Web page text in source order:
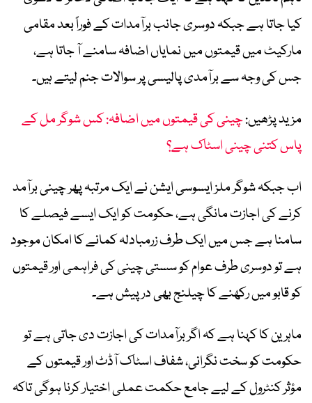
کیا جاتا ہے جبکہ دوسری جانب برآمدات کے فوراً بعد مقامی
مارکیٹ میں قیمتوں میں نمایاں اضافہ سامنے آ جاتا ہے،
جس کی وجہ سے برآمدی پالیسی پر سوالات جنم لیتے ہیں۔
مزید پڑھیں:چینی کی قیمتوں میں اضافہ: کس شوگر مل کے
پاس کتنی چینی اسٹاک ہے؟
اب جبکہ شوگر ملز ایسوسی ایشن نے ایک مرتبہ پھر چینی برآمد
کرنے کی اجازت مانگی ہے، حکومت کو ایک ایسے فیصلے کا
سامنا ہے جس میں ایک طرف زرمبادلہ کمانے کا امکان موجود
ہے تو دوسری طرف عوام کو سستی چینی کی فراہمی اور قیمتوں
کو قابو میں رکھنے کا چیلنج بھی درپیش ہے۔
ماہرین کا کہنا ہے کہ اگر برآمدات کی اجازت دی جاتی ہے تو
حکومت کو سخت نگرانی، شفاف اسٹاک آڈٹ اور قیمتوں کے
مؤثر کنٹرول کے لیے جامع حکمت عملی اختیار کرنا ہوگی تاکہ